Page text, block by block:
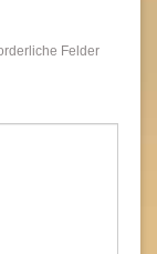
Felder